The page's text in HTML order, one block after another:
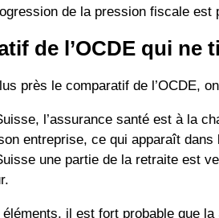
de la pression fiscale
de l’OCDE qui
près le comparatif de l’OCDE,
l’assurance santé est à la
son entreprise, ce qui apparaît
une partie de la retraite est
éléments, il est fort probable que